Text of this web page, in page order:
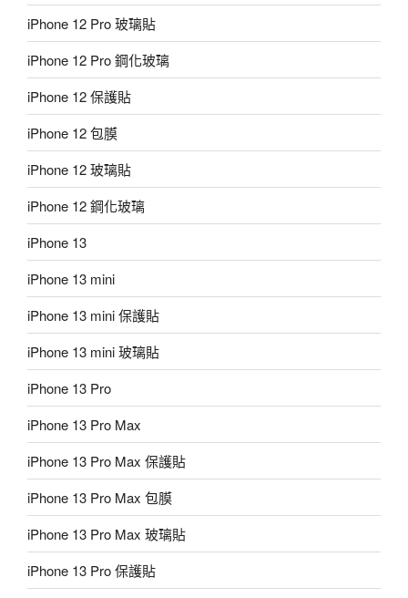
iPhone 12 Pro 玻璃貼
iPhone 12 Pro 鋼化玻璃
iPhone 12 保護貼
iPhone 12 包膜
iPhone 12 玻璃貼
iPhone 12 鋼化玻璃
iPhone 13
iPhone 13 mini
iPhone 13 mini 保護貼
iPhone 13 mini 玻璃貼
iPhone 13 Pro
iPhone 13 Pro Max
iPhone 13 Pro Max 保護貼
iPhone 13 Pro Max 包膜
iPhone 13 Pro Max 玻璃貼
iPhone 13 Pro 保護貼